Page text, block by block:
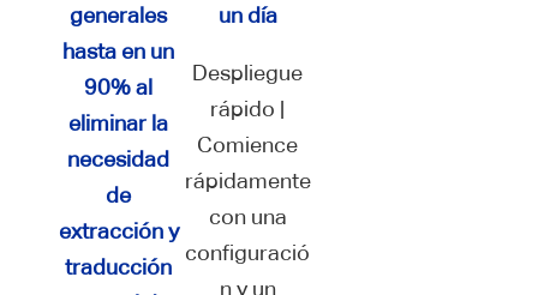
generales
hasta en un
90% al
eliminar la
necesidad
de
extracción y
traducción
un día
Despliegue
rápido |
Comience
rápidamente
con una
configuració
n y un